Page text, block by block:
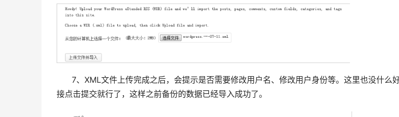
7、XML文件上传完成之后，会提示是否需要修改用户名、修改用户身份等。这里也没什么
接点击提交就行了，这样之前备份的数据已经导入成功了。